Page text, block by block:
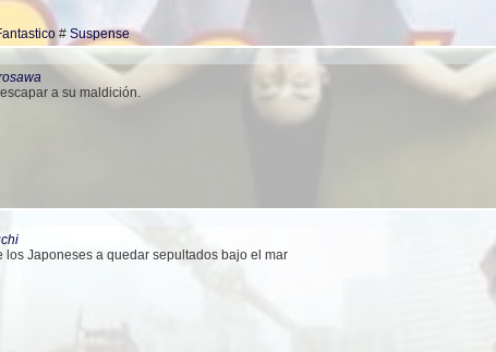
# Suspense
a su maldición.
los Japoneses a quedar sepultados bajo el mar